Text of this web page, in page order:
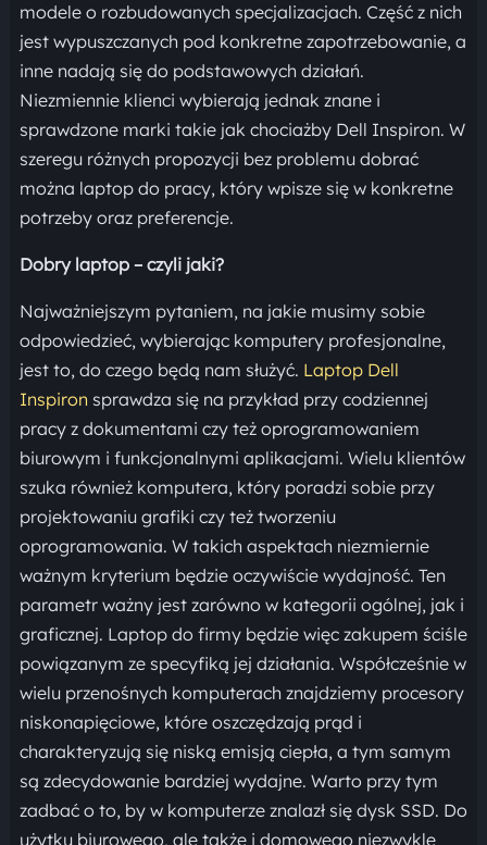
modele o rozbudowanych specjalizacjach. Część z nich
jest wypuszczanych pod konkretne zapotrzebowanie, a
inne nadają się do podstawowych działań.
Niezmiennie klienci wybierają jednak znane i
sprawdzone marki takie jak chociażby Dell Inspiron. W
szeregu różnych propozycji bez problemu dobrać
można laptop do pracy, który wpisze się w konkretne
potrzeby oraz preferencje.
Dobry laptop – czyli jaki?
Najważniejszym pytaniem, na jakie musimy sobie
odpowiedzieć, wybierając komputery profesjonalne,
jest to, do czego będą nam służyć. Laptop Dell
Inspiron sprawdza się na przykład przy codziennej
pracy z dokumentami czy też oprogramowaniem
biurowym i funkcjonalnymi aplikacjami. Wielu klientów
szuka również komputera, który poradzi sobie przy
projektowaniu grafiki czy też tworzeniu
oprogramowania. W takich aspektach niezmiernie
ważnym kryterium będzie oczywiście wydajność. Ten
parametr ważny jest zarówno w kategorii ogólnej, jak i
graficznej. Laptop do firmy będzie więc zakupem ściśle
powiązanym ze specyfiką jej działania. Współcześnie w
wielu przenośnych komputerach znajdziemy procesory
niskonapięciowe, które oszczędzają prąd i
charakteryzują się niską emisją ciepła, a tym samym
są zdecydowanie bardziej wydajne. Warto przy tym
zadbać o to, by w komputerze znalazł się dysk SSD. Do
użytku biurowego, ale także i domowego niezwykle